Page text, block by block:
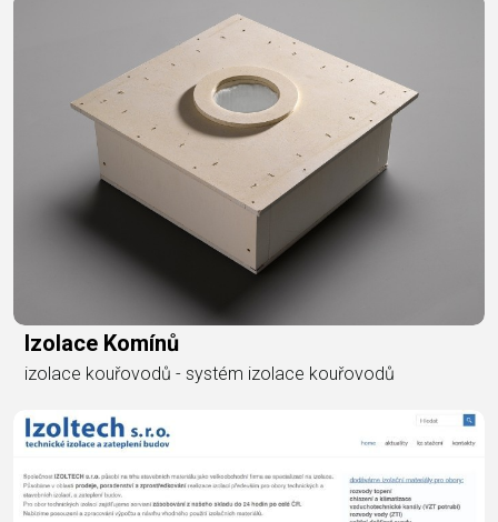
Izolace Komínů
izolace kouřovodů - systém izolace kouřovodů